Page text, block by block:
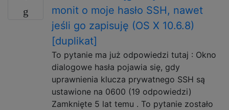
monit o moje hasło SSH, nawet
jeśli go zapisuję (OS X 10.6.8)
[duplikat]
To pytanie ma już odpowiedzi tutaj : Okno
dialogowe hasła pojawia się, gdy
uprawnienia klucza prywatnego SSH są
ustawione na 0600 (19 odpowiedzi)
Zamknięte 5 lat temu . To pytanie zostało